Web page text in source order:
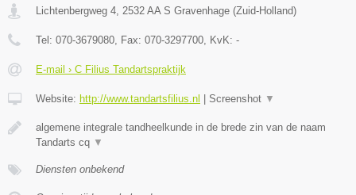
Lichtenbergweg 4 2532 AA S Gravenhage (Zuid-Holland)
Tel: 070-3679080 , Fax: 070-3297700 , KvK: -
E-mail › C Filius Tandartspraktijk
Website: http://www.tandartsfilius.nl | Screenshot ▼
algemene integrale tandheelkunde in de brede zin van de naam
Tandarts cq ▼
Diensten onbekend